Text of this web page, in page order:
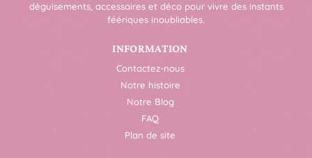
déguisements, accessoires et déco pour vivre des instants
féériques inoubliables.
INFORMATION
Contactez-nous
Notre histoire
Notre Blog
FAQ
Plan de site